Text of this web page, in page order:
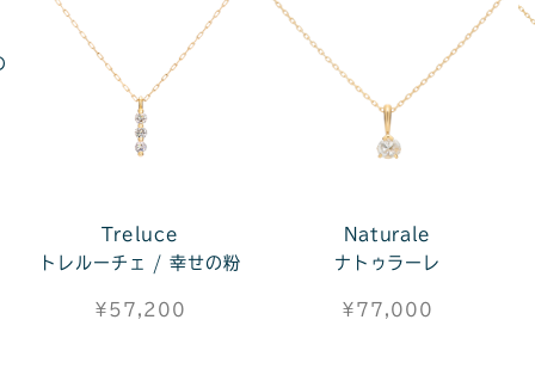
Treluce
トレルーチェ / 幸せの粉
¥57,200
Naturale
ナトゥラーレ
¥77,000